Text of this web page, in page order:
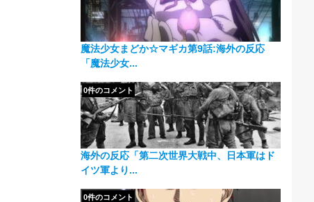
魔法少女まどか☆マギカ第9話:海外の反応
「魔法少女...
海外の反応「第二次世界大戦中、日本軍はド
イツ軍より...
0件のコメント
0件のコメント